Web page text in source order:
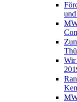
Wir